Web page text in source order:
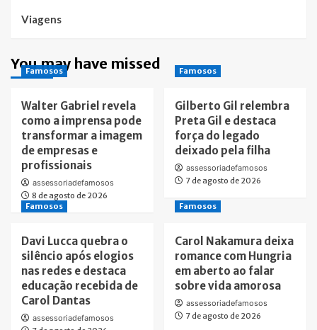
Viagens
You may have missed
Famosos
Walter Gabriel revela
como a imprensa pode
transformar a imagem
de empresas e
profissionais
assessoriadefamosos
8 de agosto de 2026
Famosos
Gilberto Gil relembra
Preta Gil e destaca
força do legado
deixado pela filha
assessoriadefamosos
7 de agosto de 2026
Famosos
Davi Lucca quebra o
silêncio após elogios
nas redes e destaca
educação recebida de
Carol Dantas
assessoriadefamosos
Famosos
Carol Nakamura deixa
romance com Hungria
em aberto ao falar
sobre vida amorosa
assessoriadefamosos
7 de agosto de 2026